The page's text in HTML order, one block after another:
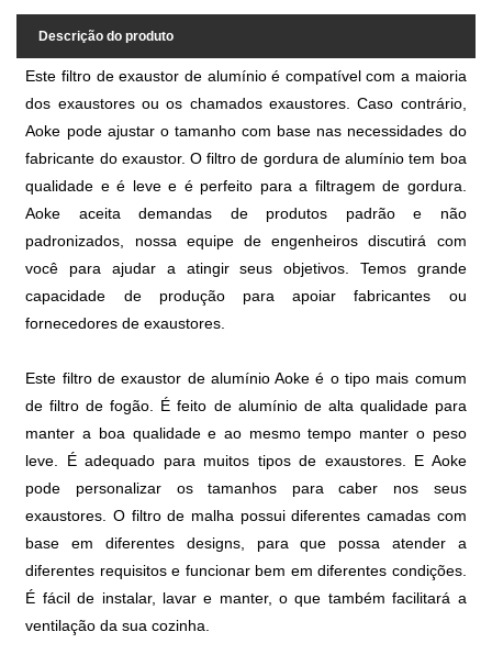
Descrição do produto
Este filtro de exaustor de alumínio é compatível com a maioria
dos exaustores ou os chamados exaustores. Caso contrário,
Aoke pode ajustar o tamanho com base nas necessidades do
fabricante do exaustor. O filtro de gordura de alumínio tem boa
qualidade e é leve e é perfeito para a filtragem de gordura.
Aoke aceita demandas de produtos padrão e não
padronizados, nossa equipe de engenheiros discutirá com
você para ajudar a atingir seus objetivos. Temos grande
capacidade de produção para apoiar fabricantes ou
fornecedores de exaustores.
Este filtro de exaustor de alumínio Aoke é o tipo mais comum
de filtro de fogão. É feito de alumínio de alta qualidade para
manter a boa qualidade e ao mesmo tempo manter o peso
leve. É adequado para muitos tipos de exaustores. E Aoke
pode personalizar os tamanhos para caber nos seus
exaustores. O filtro de malha possui diferentes camadas com
base em diferentes designs, para que possa atender a
diferentes requisitos e funcionar bem em diferentes condições.
É fácil de instalar, lavar e manter, o que também facilitará a
ventilação da sua cozinha.